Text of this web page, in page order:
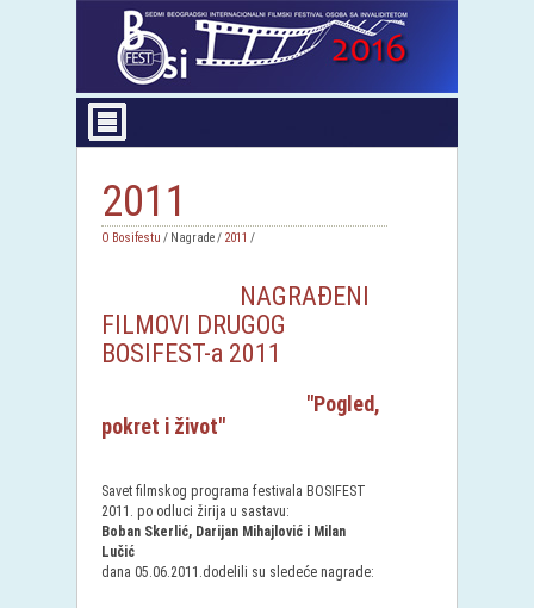
2011
O Bosifestu / Nagrade / 2011 /
NAGRAĐENI
FILMOVI DRUGOG
BOSIFEST-a 2011
"Pogled,
pokret i život"
Savet filmskog programa festivala BOSIFEST
2011. po odluci žirija u sastavu:
Boban Skerlić, Darijan Mihajlović i Milan
Lučić
dana 05.06.2011.dodelili su sledeće nagrade: